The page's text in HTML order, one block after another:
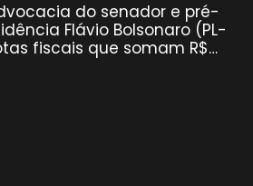
do senador e pré-
Flávio Bolsonaro (PL-
fiscais que somam R$…